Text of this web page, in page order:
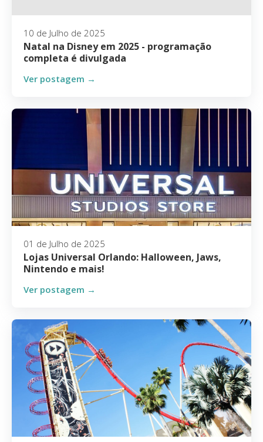
10 de Julho de 2025
Natal na Disney em 2025 - programação
completa é divulgada
Ver postagem →
01 de Julho de 2025
Lojas Universal Orlando: Halloween, Jaws,
Nintendo e mais!
Ver postagem →